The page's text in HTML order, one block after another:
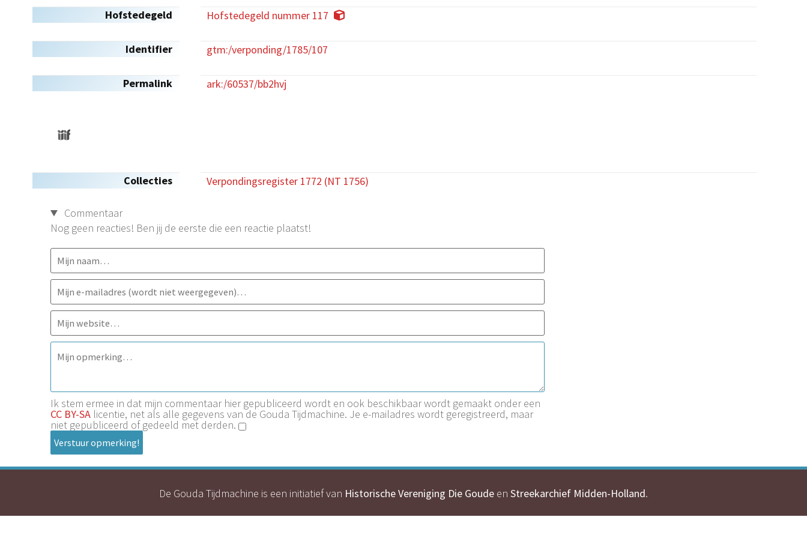
Hofstedegeld Hofstedegeld nummer 117
Identifier gtm:/verponding/1785/107
Permalink ark:/60537/bb2hvj
Collecties Verpondingsregister 1772 (NT 1756)
Commentaar
Nog geen reacties! Ben jij de eerste die een reactie plaatst!
Ik stem ermee in dat mijn commentaar hier gepubliceerd wordt en ook beschikbaar wordt gemaakt onder een
CC BY-SA licentie, net als alle gegevens van de Gouda Tijdmachine. Je e-mailadres wordt geregistreerd, maar
niet gepubliceerd of gedeeld met derden.
Verstuur opmerking!
De Gouda Tijdmachine is een initiatief van Historische Vereniging Die Goude en Streekarchief Midden-Holland.